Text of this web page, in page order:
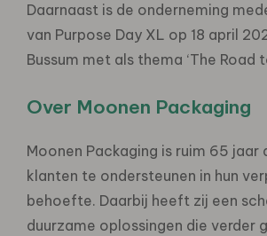
Daarnaast is de onderneming
van Purpose Day XL op 18 april
Bussum met als thema ‘The Road
Over Moonen Packaging
Moonen Packaging is ruim 65
klanten te ondersteunen in hun
behoefte. Daarbij heeft zij een
duurzame oplossingen die verder